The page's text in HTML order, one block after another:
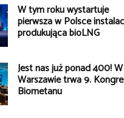
W tym roku wystartuje
pierwsza w Polsce
produkująca bioLNG
Jest nas już ponad 400! W
Warszawie trwa 9.
Biometanu